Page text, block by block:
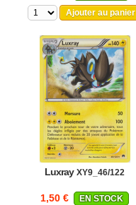
Ajouter au panier
Luxray XY9_46/122
1,50 €
EN STOCK